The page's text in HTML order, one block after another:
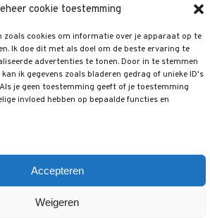
cookie toestemming
zoals cookies om informatie over je apparaat op te
Ik doe dit met als doel om de beste ervaring te
advertenties te tonen. Door in te stemmen
ik gegevens zoals bladeren gedrag of unieke ID's
je geen toestemming geeft of je toestemming
invloed hebben op bepaalde functies en
Accepteren
Weigeren